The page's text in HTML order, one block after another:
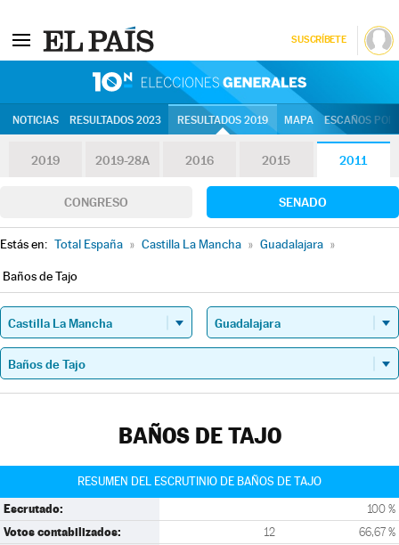
SUSCRÍBETE
NOTICIAS RESULTADOS 2023 RESULTADOS 2019 MAPA ESCAÑOS
2019 2019-28A 2016 2015 2011
CONGRESO SENADO
Estás en: Total España » Castilla La Mancha » Guadalajara »
Baños de Tajo
BAÑOS DE TAJO
RESUMEN DEL ESCRUTINIO DE BAÑOS DE TAJO
Escrutado: 100 %
Votos contabilizados: 12 66,67 %